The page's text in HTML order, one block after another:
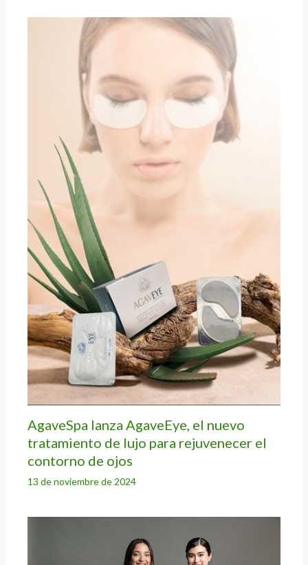
AgaveSpa lanza AgaveEye, el nuevo
tratamiento de lujo para rejuvenecer el
contorno de ojos
13 de noviembre de 2024